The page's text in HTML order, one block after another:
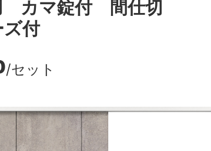
カマ錠付 間仕切
付
/セット